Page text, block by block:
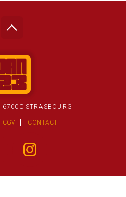
STRASBOURG
CGV CONTACT